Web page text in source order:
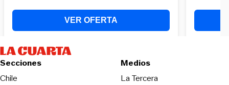
Secciones
Chile
Medios
La TerceraOpens in new